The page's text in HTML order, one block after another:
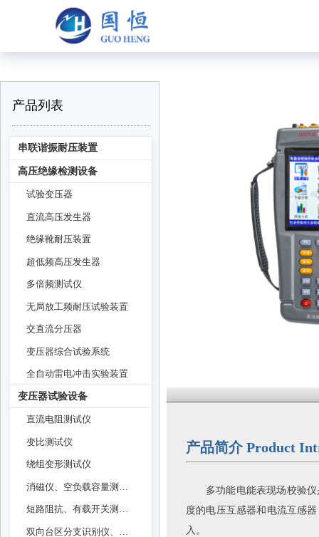
产品简介 Product
多功能电能表现场校验
度的电压互感器和电流互感
入。
产品列表
串联谐振耐压装置
高压绝缘检测设备
试验变压器
直流高压发生器
绝缘靴耐压装置
超低频高压发生器
多倍频测试仪
无局放工频耐压试验装置
交直流分压器
变压器综合试验系统
全自动雷电冲击实验装置
变压器试验设备
直流电阻测试仪
变比测试仪
绕组变形测试仪
短路阻抗、有载开关测试仪